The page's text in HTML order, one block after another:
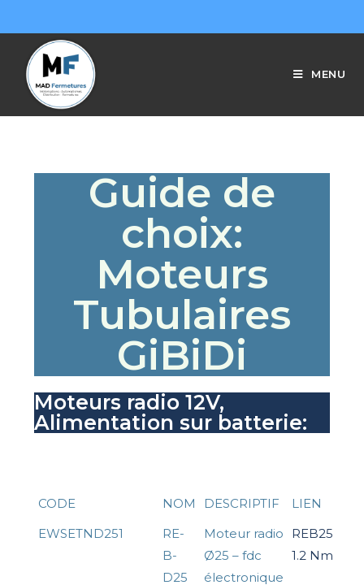
MENU
Guide de
choix:
Moteurs
Tubulaires
GiBiDi
Moteurs radio 12V,
Alimentation sur batterie:
CODE NOM DESCRIPTIF
LIEN
EWSETND251
RE-
B-
D25
Moteur radio
Ø25 – fdc
électronique
REB25
1.2 Nm